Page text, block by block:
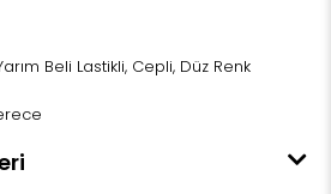
Yarım Beli Lastikli, Cepli, Düz Renk